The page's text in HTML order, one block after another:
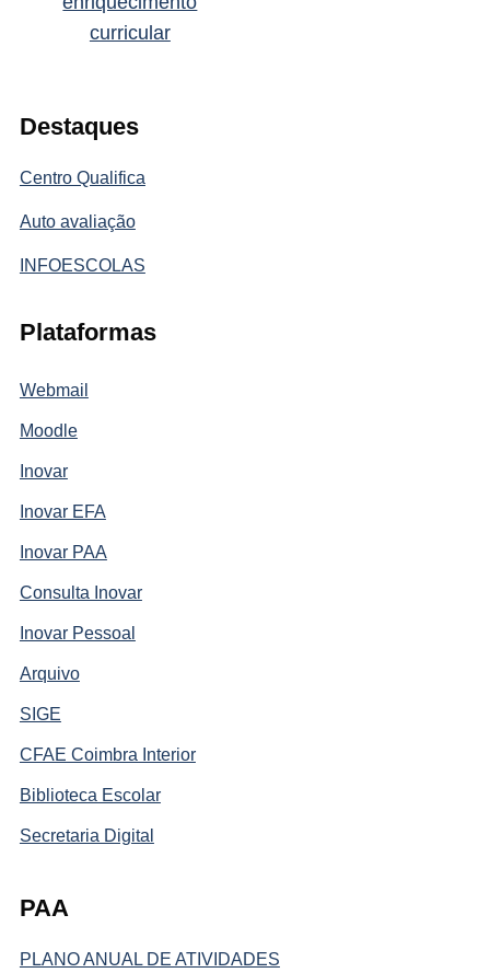
Destaques
Centro Qualifica
Auto avaliação
INFOESCOLAS
Plataformas
Webmail
Moodle
Inovar
Inovar EFA
Inovar PAA
Consulta Inovar
Inovar Pessoal
Arquivo
SIGE
CFAE Coimbra Interior
Biblioteca Escolar
Secretaria Digital
PAA
PLANO ANUAL DE ATIVIDADES
curricular